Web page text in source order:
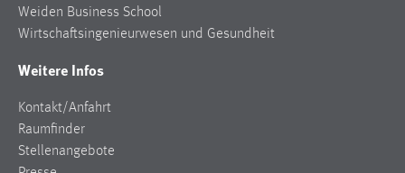
Weiden Business School
Wirtschaftsingenieurwesen und Gesundheit
Weitere Infos
Kontakt/Anfahrt
Raumfinder
Stellenangebote